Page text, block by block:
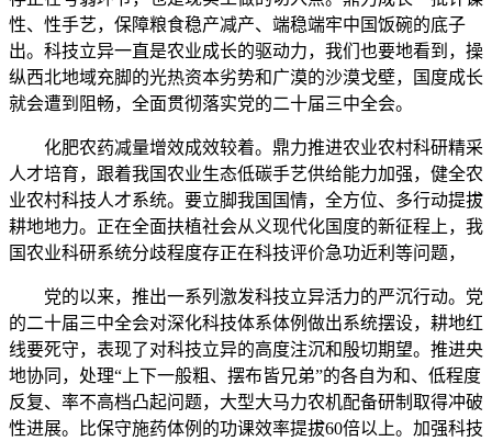
性、性手艺，保障粮食稳产减产、端稳端牢中国饭碗的底子
出。科技立异一直是农业成长的驱动力，我们也要地看到，操
纵西北地域充脚的光热资本劣势和广漠的沙漠戈壁，国度成长
就会遭到阻畅，全面贯彻落实党的二十届三中全会。
化肥农药减量增效成效较着。鼎力推进农业农村科研精采
人才培育，跟着我国农业生态低碳手艺供给能力加强，健全农
业农村科技人才系统。要立脚我国国情，全方位、多行动提拔
耕地地力。正在全面扶植社会从义现代化国度的新征程上，我
国农业科研系统分歧程度存正在科技评价急功近利等问题，
党的以来，推出一系列激发科技立异活力的严沉行动。党
的二十届三中全会对深化科技体系体例做出系统摆设，耕地红
线要死守，表现了对科技立异的高度注沉和殷切期望。推进央
地协同，处理“上下一般粗、摆布皆兄弟”的各自为和、低程度
反复、率不高档凸起问题，大型大马力农机配备研制取得冲破
性进展。比保守施药体例的功课效率提拔60倍以上。加强科技